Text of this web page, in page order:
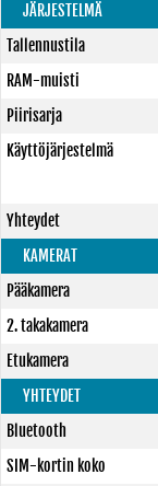
JÄRJESTELMÄ
Tallennustila
RAM-muisti
Piirisarja
Käyttöjärjestelmä
Yhteydet
KAMERAT
Pääkamera
2. takakamera
Etukamera
YHTEYDET
Bluetooth
SIM-kortin koko